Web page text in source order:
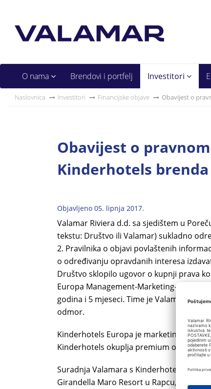
O nama Brendovi i portfelj Investitori
Naslovnica Investitori Financijske objave Obavijest o
Obavijest o
Kinderhotels brenda
Objavljeno 05. lipnja 2017.
Valamar Riviera d.d. sa sjedištem u
tekstu: Društvo ili Valamar) sukladno
2. Pravilnika o objavi povlaštenih
o određivanju opravdanih interesa
Društvo sklopilo ugovor o kupnji prava
Europa Management-Marketing-
godina i 5 mjeseci. Time je Valamar ušao
odmor.
Kinderhotels Europa je marketinško
Kinderhotels okuplja premium obiteljske
Suradnja Valamara s Kinderhotels
Girandella Maro Resort u Rapcu, čije